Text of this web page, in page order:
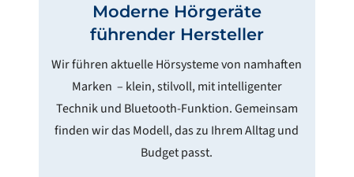
Moderne Hörgeräte
führender Hersteller
Wir führen aktuelle Hörsysteme von namhaften
Marken – klein, stilvoll, mit intelligenter
Technik und Bluetooth-Funktion. Gemeinsam
finden wir das Modell, das zu Ihrem Alltag und
Budget passt.